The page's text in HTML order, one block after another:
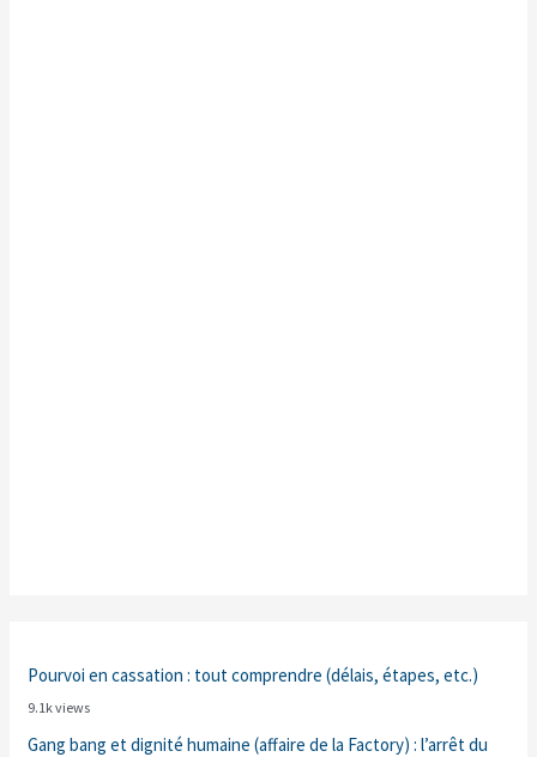
Pourvoi en cassation : tout comprendre (délais, étapes, etc.)
9.1k views
Gang bang et dignité humaine (affaire de la Factory) : l’arrêt du